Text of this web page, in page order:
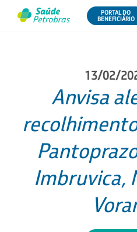
PORTAL DO
BENEFICIÁRIO
13/02/
Anvisa
Imbruvica,